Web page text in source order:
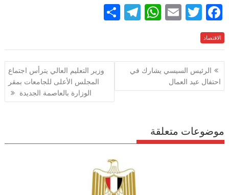
F
ac
e
b
o
o
T
itt
er
E
ai
l
W
at
s
A
p
T
e
gr
m
ar
e
الاقتصاد
تصفّح
المقالات
الرئيس السيسي يشارك في
احتفال عيد العمال
وزير التعليم العالي يترأس اجتماع
المجلس الأعلى للجامعات بمقر
الوزارة بالعاصمة الجديدة
موضوعات متعلقة